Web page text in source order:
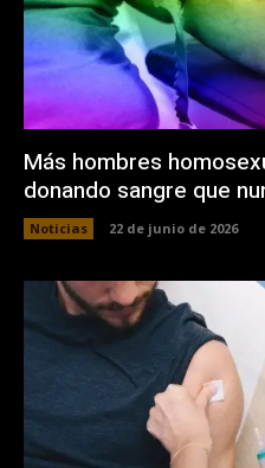
Más hombres
donando sangre que
Noticias 22 de junio de 2026